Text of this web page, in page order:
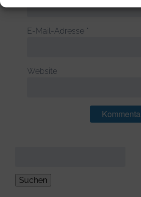
E-Mail-Adresse *
Website